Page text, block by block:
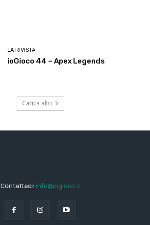
LA RIVISTA
ioGioco 44 – Apex Legends
Carica altri
Contattaci: info@iogioco.it